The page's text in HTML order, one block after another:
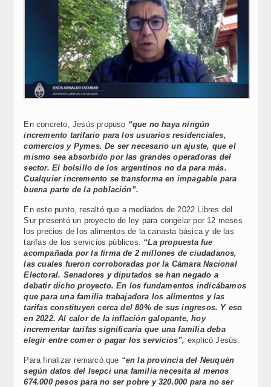
En concreto, Jesús propuso “que no haya ningún
incremento tarifario para los usuarios residenciales,
comercios y Pymes. De ser necesario un ajuste, que el
mismo sea absorbido por las grandes operadoras del
sector. El bolsillo de los argentinos no da para más.
Cualquier incremento se transforma en impagable para
buena parte de la población”.
En este punto, resaltó que a mediados de 2022 Libres del
Sur presentó un proyecto de ley para congelar por 12 meses
los precios de los alimentos de la canasta básica y de las
tarifas de los servicios públicos. “La propuesta fue
acompañada por la firma de 2 millones de ciudadanos,
las cuales fueron corroboradas por la Cámara Nacional
Electoral. Senadores y diputados se han negado a
debatir dicho proyecto. En los fundamentos indicábamos
que para una familia trabajadora los alimentos y las
tarifas constituyen cerca del 80% de sus ingresos. Y eso
en 2022. Al calor de la inflación galopante, hoy
incrementar tarifas significaría que una familia deba
elegir entre comer o pagar los servicios”, explicó Jesús.
Para finalizar remarcó que “en la provincia del Neuquén
según datos del Isepci una familia necesita al menos
674.000 pesos para no ser pobre y 320.000 para no ser